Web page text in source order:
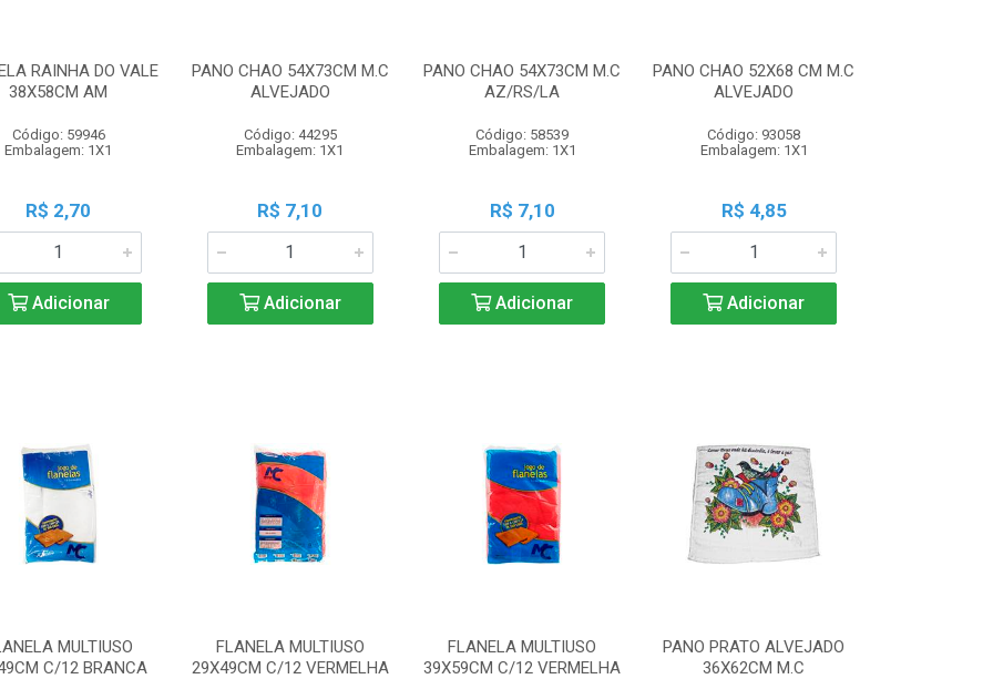
RAINHA DO VALE
38X58CM AM
Código: 59946
Embalagem: 1X1
R$ 2,70
Adicionar
PANO CHAO 54X73CM M.C
ALVEJADO
Código: 44295
Embalagem: 1X1
R$ 7,10
Adicionar
PANO CHAO 54X73CM M.C
AZ/RS/LA
Código: 58539
Embalagem: 1X1
R$ 7,10
Adicionar
PANO CHAO 52X68 CM M.C
ALVEJADO
Código: 93058
Embalagem: 1X1
R$ 4,85
Adicionar
MULTIUSO
C/12 BRANCA
FLANELA MULTIUSO
29X49CM C/12 VERMELHA
FLANELA MULTIUSO
39X59CM C/12 VERMELHA
PANO PRATO ALVEJADO
36X62CM M.C